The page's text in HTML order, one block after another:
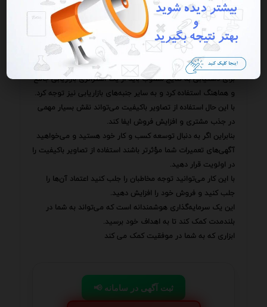
می‌تواند به ایجاد اعتماد بیشتر در مخاطب کمک کند.
مخاطبان ی به دنبال اصالت و صداقت هستند و ترجیح می‌دهند
تصاویری را ببینند که واقعیت را به نمایش می‌گذارند.
باید به این نکته توجه داشت که تصاویر باکیفیت تنها یکی از
عوامل موفقیت در بازاریابی و تبلیغات هستند.
برای دستیابی به نتایج مطلوب باید از یک استراتژی بازاریابی جامع
و هماهنگ استفاده کرد و به سایر جنبه‌های بازاریابی نیز توجه کرد.
با این حال استفاده از تصاویر باکیفیت می‌تواند نقش بسیار مهمی
در جذب مشتری و افزایش فروش ایفا کند.
بنابراین اگر به دنبال توسعه کسب و کار خود هستید و می‌خواهید
آگهی‌های تعمیرات شما مؤثرتر باشند استفاده از تصاویر باکیفیت را
در اولویت قرار دهید.
با این کار می‌توانید توجه مخاطبان را جلب کنید اعتماد آن‌ها را
جلب کنید و فروش خود را افزایش دهید.
این یک سرمایه‌گذاری هوشمندانه است که می‌تواند به شما در
بلندمدت کمک کند تا به اهداف خود برسید.
ابزاری که به شما در موفقیت کمک می کند
📢 ثبت آگهی در سامانه